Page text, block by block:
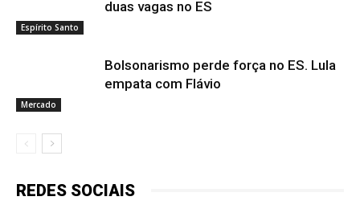
Espírito Santo
duas vagas no ES
Mercado
Bolsonarismo perde força no ES. Lula
empata com Flávio
REDES SOCIAIS